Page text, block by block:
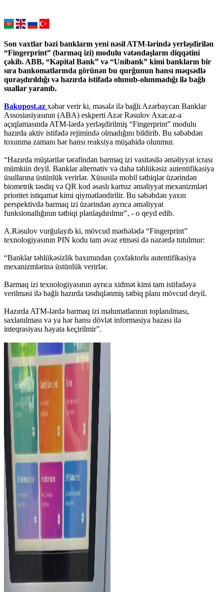
Son vaxtlar bəzi bankların yeni nəsil ATM-lərində yerləşdirilən
“Fingerprint” (barmaq izi) modulu vətəndaşların diqqətini
çəkib. ABB, “Kapital Bank” və “Unibank” kimi bankların bir
sıra bankomatlarında görünən bu qurğunun hansı məqsədlə
quraşdırıldığı və hazırda istifadə olunub-olunmadığı ilə bağlı
suallar yaranıb.
Bakupost.az xəbər verir ki, məsələ ilə bağlı Azərbaycan Banklar
Assosiasiyasının (ABA) eskperti Azər Rəsulov Axar.az-a
açıqlamasında ATM-lərdə yerləşdirilmiş “Fingerprint” modulu
hazırda aktiv istifadə rejimində olmadığını bildirib. Bu səbəbdən
toxunma zamanı hər hansı reaksiya müşahidə olunmur.
“Hazırda müştərilər tərəfindən barmaq izi vasitəsilə əməliyyat icrası
mümkün deyil. Banklar alternativ və daha təhlükəsiz autentifikasiya
üsullarına üstünlük verirlər. Xüsusilə mobil tətbiqlər üzərindən
biometrik təsdiq və QR kod əsaslı kartsız əməliyyat mexanizmləri
prioritet istiqamət kimi qiymətləndirilir. Bu səbəbdən yaxın
perspektivdə barmaq izi üzərindən ayrıca əməliyyat
funksionallığının tətbiqi planlaşdırılmır”, - o qeyd edib.
A.Rəsulov vurğulayıb ki, mövcud mərhələdə “Fingerprint”
texnologiyasının PIN kodu tam əvəz etməsi də nəzərdə tutulmur:
“Banklar təhlükəsizlik baxımından çoxfaktorlu autentifikasiya
mexanizmlərinə üstünlük verirlər.
Barmaq izi texnologiyasının ayrıca xidmət kimi tam istifadəyə
verilməsi ilə bağlı hazırda təsdiqlənmiş tətbiq planı mövcud deyil.
Hazırda ATM-lərdə barmaq izi məlumatlarının toplanılması,
saxlanılması və ya hər hansı dövlət informasiya bazası ilə
inteqrasiyası həyata keçirilmir”.